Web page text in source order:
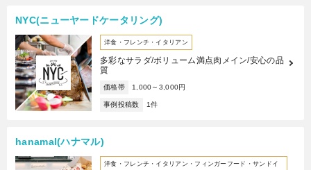
NYC(ニューヤードケータリング)
洋食・フレンチ・イタリアン
多彩なサラダ/ボリューム満点肉メイン/安心の品
質
価格帯 1,000～3,000円
事例投稿数 1件
hanamal(ハナマル)
洋食・フレンチ・イタリアン・フィンガーフード・サンドイ